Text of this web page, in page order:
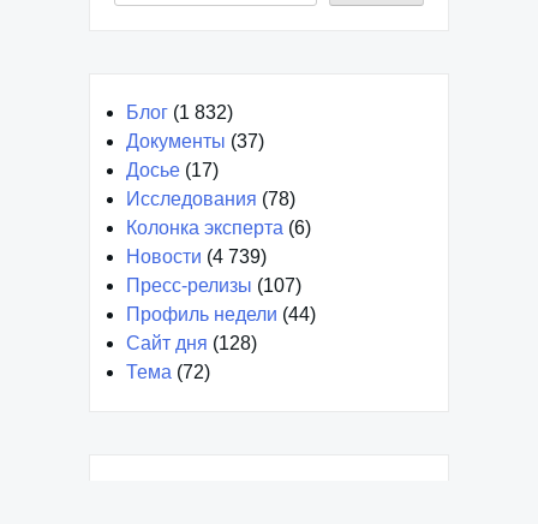
Блог (1 832)
Документы (37)
Досье (17)
Исследования (78)
Колонка эксперта (6)
Новости (4 739)
Пресс-релизы (107)
Профиль недели (44)
Сайт дня (128)
Тема (72)